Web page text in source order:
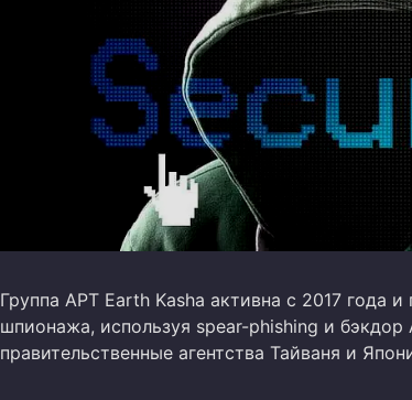
Группа APT Earth Kasha активна с 2017 года
шпионажа, используя spear-phishing и бэкдор
правительственные агентства Тайваня и